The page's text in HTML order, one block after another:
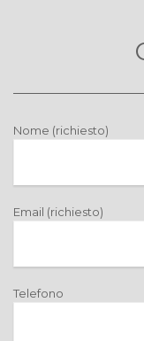
Nome (richiesto)
Email (richiesto)
Telefono